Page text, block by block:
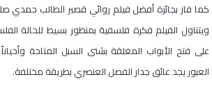
كما فاز بجائزة أفضل فيلم روائي قصير الطالب حمدي
ويتناول الفيلم فكرة فلسفية بمنظور بسيط للحالة
على فتح الأبواب المغلقة بشتى السبل المتاحة
العبور يجد عائق جدار الفصل العنصري بطريقة مختلفة.